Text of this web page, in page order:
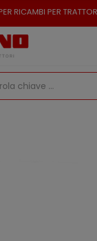
TRATTORI -